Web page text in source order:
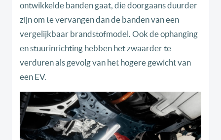
ontwikkelde banden gaat, die doorgaans duurder
zijn om te vervangen dan de banden van een
vergelijkbaar brandstofmodel. Ook de ophanging
en stuurinrichting hebben het zwaarder te
verduren als gevolg van het hogere gewicht van
een EV.